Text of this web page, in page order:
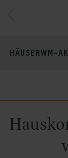
HÄUSERWM-